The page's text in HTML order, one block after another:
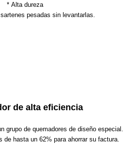
* Alta dureza
pesadas sin levantarlas.
de alta eficiencia
grupo de quemadores de diseño especial.
hasta un 62% para ahorrar su factura.